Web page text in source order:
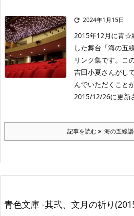
 2024年1月15日
2015年12月に青☆
した舞台「海の五
リンク集です。こ
吉田小夏さんがし
んでいただくこと
2015/12/26に更新
記事を読む 海の五線
青色文庫 -其弐、文月の祈り